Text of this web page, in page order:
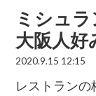
ミシュラ
大阪人好
2020.9.15 12:15
レストランの